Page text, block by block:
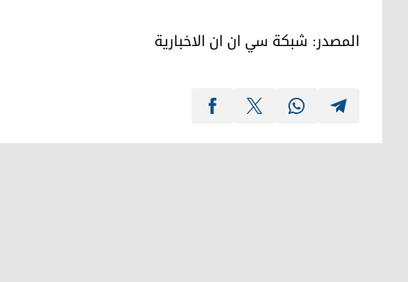
المصدر: شبکة سي ان ان الاخباریة